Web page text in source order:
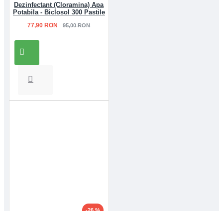
Dezinfectant (Cloramina) Apa
Potabila - Biclosol 300 Pastile
77,90 RON 95,00 RON